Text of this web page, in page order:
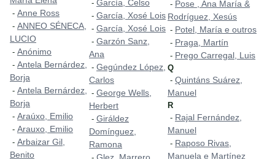
- Anne Ross
- ANNEO SÉNECA,
LUCIO
- Anónimo
- Antela Bernárdez,
Borja
- Antela Bernárdez,
Borja
- Araúxo, Emilio
- Arauxo, Emilio
- Arbaizar Gil,
Benito
- García, Celso
- García, Xosé Lois
- García, Xosé Lois
- Garzón Sanz,
Ana
- Gegúndez López,
Carlos
- George Wells,
Herbert
- Giráldez
Domínguez,
Ramona
- Pose , Ana María &
Rodríguez, Xesús
- Potel, María e outros
- Praga, Martín
- Prego Carregal, Luis
Q
- Quintáns Suárez,
Manuel
R
- Rajal Fernández,
Manuel
- Raposo Rivas,
Manuela e Martínez